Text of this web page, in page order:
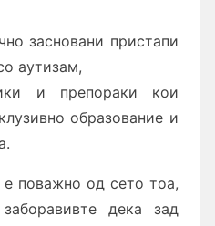
засновани пристапи
аутизам,
и препораки кои
образование и
поважно од сето тоа,
дека зад